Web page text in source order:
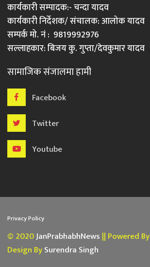
कार्यकारी सम्पादक:- चन्दा यादव
कार्यकारी निर्देशक/ संचालक: आलोक यादव
सम्पर्क मो. नं : 9819992976
सल्लाहकार: बिजय कु. गुप्ता/देवकुमार यादव
सामाजिक संजालमा हामी
Facebook
Twitter
Youtube
Privacy Policy
© 2020JanPrabhabhNews || Powered By
Design BySurendra Singh